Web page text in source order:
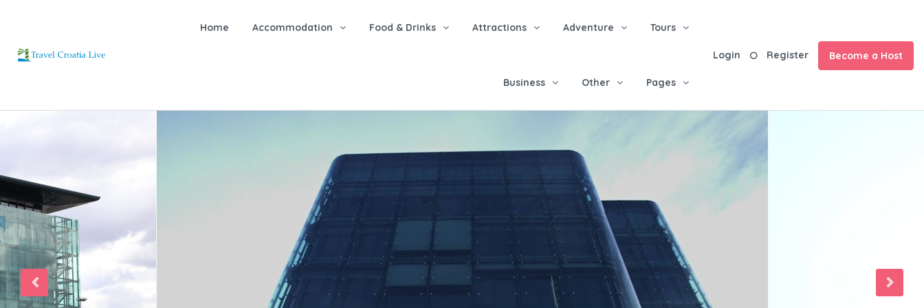
Home Accommodation Food & Drinks Attractions Adventure Tours
Business Other Pages
Login Register Become a Host